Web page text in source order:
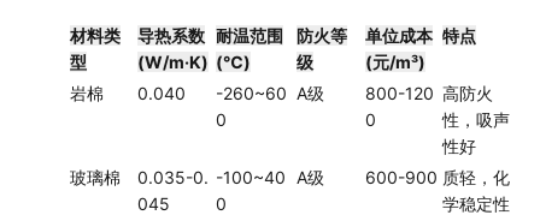
材料类
型
导热系数
(W/m·K)
耐温范围
(℃)
防火等
级
单位成本
(元/m³)
特点
岩棉 0.040
-260~60
0
A级
800-120
0
高防火
性，吸声
性好
玻璃棉
0.035-0.
045
-100~40
0
A级 600-900 质轻，化
学稳定性